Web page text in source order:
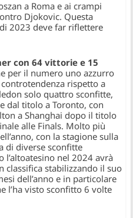
a Roma e ai crampi
Djokovic. Questa
2023 deve far riflettere
con 64 vittorie e 15
per il numero uno azzurro
rispetto a
solo quattro sconfitte,
dal titolo a Toronto, con
a Shanghai dopo il titolo
alle Finals. Molto più
con la stagione sulla
di diverse sconfitte
nel 2024 avrà
classifica stabilizzando il suo
dell’anno e in particolare
l’ha visto sconfitto 6 volte